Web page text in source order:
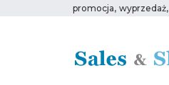
promocja, wyprzedaż,